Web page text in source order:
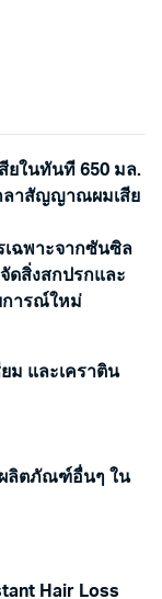
ยในทันที 650 มล.
ลาสัญญาณผมเสีย
ฉพาะจากซันซิล
ดสิ่งสกปรกและ
การณ์ใหม่
ม และเคราติน
ลิตภัณฑ์อื่นๆ ใน
Hair Loss